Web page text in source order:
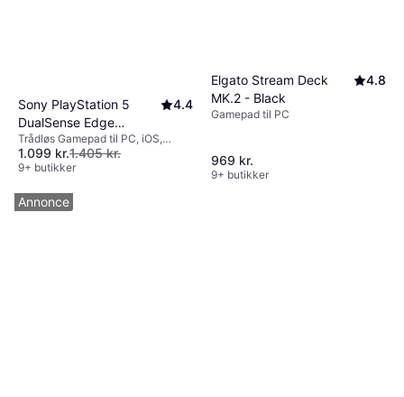
Sony PlayStation 5
DualSense Edge
Wireless Controller -
Midnight Black
4.4
Trådløs Gamepad til PC, iOS,
Android, PlayStation 5, Mac,
Mobiltelefon, Windows
1.099 kr.1.405 kr.
9+ butikker
Elgato Stream Deck
MK.2 - Black
4.8
Gamepad til PC
969 kr.
9+ butikker
Annonce